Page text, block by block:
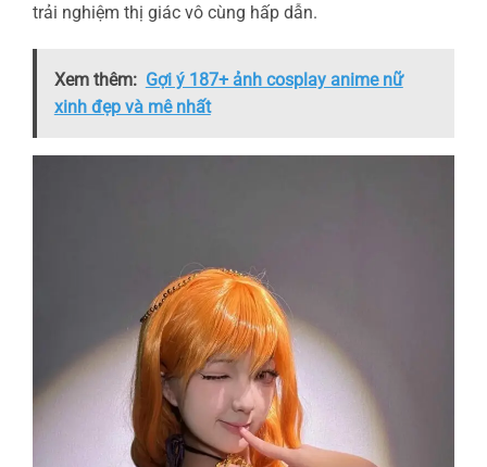
trải nghiệm thị giác vô cùng hấp dẫn.
Xem thêm: Gợi ý 187+ ảnh cosplay anime nữ
xinh đẹp và mê nhất